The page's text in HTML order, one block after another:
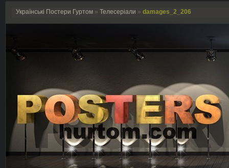
Українські Постери Гуртом » Телесеріали » damages_2_206